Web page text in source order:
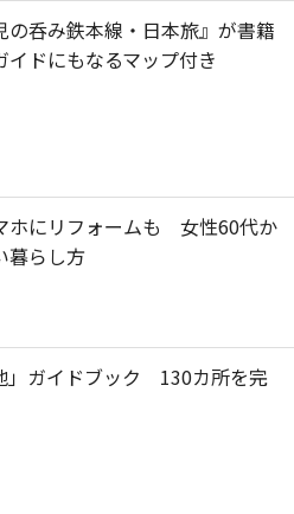
の呑み鉄本線・日本旅』が書籍
ドにもなるマップ付き
ホにリフォームも 女性60代か
暮らし方
」ガイドブック 130カ所を完